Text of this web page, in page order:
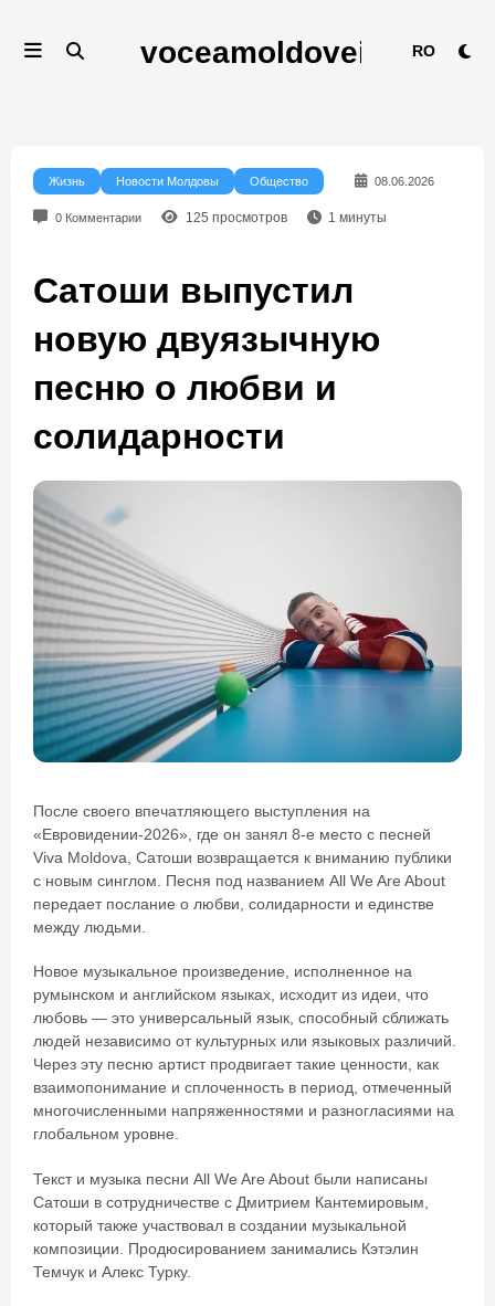
содержимому
RO
Жизнь Новости Молдовы Общество 08.06.2026
0 Комментарии 125 просмотров 1 минуты
Сатоши выпустил
новую двуязычную
песню о любви и
солидарности
После своего впечатляющего выступления на
«Евровидении-2026», где он занял 8-е место с песней
Viva Moldova, Сатоши возвращается к вниманию публики
с новым синглом. Песня под названием All We Are About
передает послание о любви, солидарности и единстве
между людьми.
Новое музыкальное произведение, исполненное на
румынском и английском языках, исходит из идеи, что
любовь — это универсальный язык, способный сближать
людей независимо от культурных или языковых различий.
Через эту песню артист продвигает такие ценности, как
взаимопонимание и сплоченность в период, отмеченный
многочисленными напряженностями и разногласиями на
глобальном уровне.
Текст и музыка песни All We Are About были написаны
Сатоши в сотрудничестве с Дмитрием Кантемировым,
который также участвовал в создании музыкальной
композиции. Продюсированием занимались Кэтэлин
Темчук и Алекс Турку.